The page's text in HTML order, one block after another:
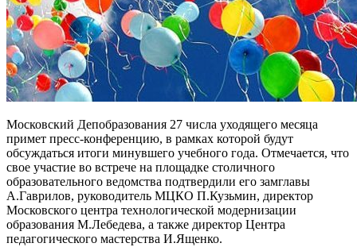
Московский Депобразования 27 числа уходящего месяца
примет пресс-конференцию, в рамках которой будут
обсуждаться итоги минувшего учебного года. Отмечается, что
свое участие во встрече на площадке столичного
образовательного ведомства подтвердили его замглавы
А.Гаврилов, руководитель МЦКО П.Кузьмин, директор
Московского центра технологической модернизации
образования М.Лебедева, а также директор Центра
педагогического мастерства И.Ященко.